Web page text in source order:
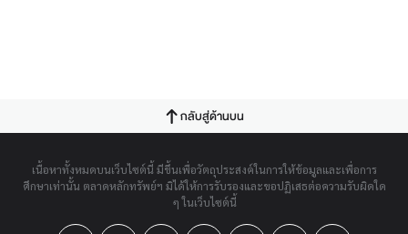
กลับสู่ด้านบน
เนื้อหาทั้งหมดบนเว็บไซต์นี้ มีขึ้นเพื่อวัตถุประสงค์ในการให้ข้อมูลและเพื่อการ
ศึกษาเท่านั้น ตลาดหลักทรัพย์ฯ มิได้ให้การรับรองและขอปฏิเสธต่อความรับผิดใด
ๆ ในเว็บไซต์นี้